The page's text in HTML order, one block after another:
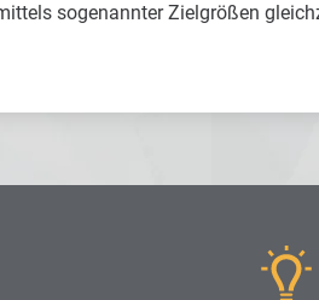
sogenannter Zielgrößen